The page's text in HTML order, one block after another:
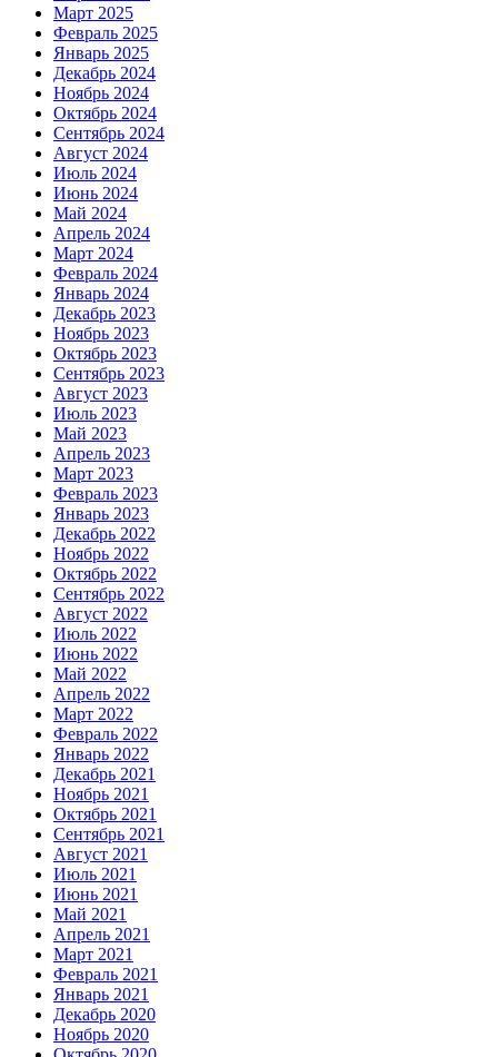
Март 2025
Февраль 2025
Январь 2025
Декабрь 2024
Ноябрь 2024
Октябрь 2024
Сентябрь 2024
Август 2024
Июль 2024
Июнь 2024
Май 2024
Апрель 2024
Март 2024
Февраль 2024
Январь 2024
Декабрь 2023
Ноябрь 2023
Октябрь 2023
Сентябрь 2023
Август 2023
Июль 2023
Май 2023
Апрель 2023
Март 2023
Февраль 2023
Январь 2023
Декабрь 2022
Ноябрь 2022
Октябрь 2022
Сентябрь 2022
Август 2022
Июль 2022
Июнь 2022
Май 2022
Апрель 2022
Март 2022
Февраль 2022
Январь 2022
Декабрь 2021
Ноябрь 2021
Октябрь 2021
Сентябрь 2021
Август 2021
Июль 2021
Июнь 2021
Май 2021
Апрель 2021
Март 2021
Февраль 2021
Январь 2021
Декабрь 2020
Ноябрь 2020